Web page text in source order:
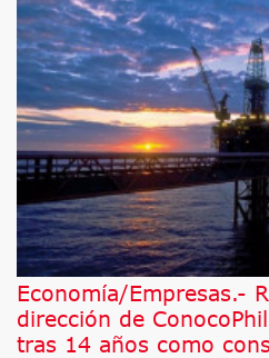
Economía/Empresas.-
dirección de
tras 14 años como